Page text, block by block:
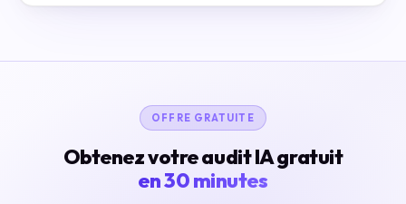
OFFRE GRATUITE
Obtenez votre audit IA gratuit
en 30 minutes